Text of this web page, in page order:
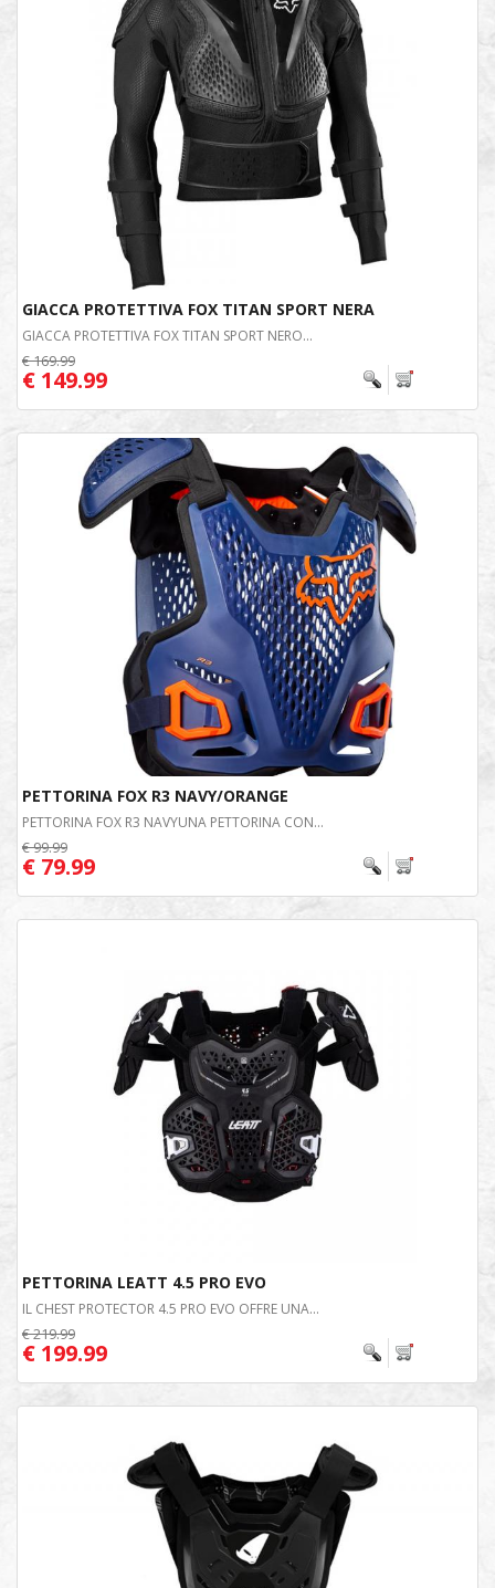
GIACCA PROTETTIVA FOX TITAN SPORT NERA
GIACCA PROTETTIVA FOX TITAN SPORT NERO...
€ 169.99
€ 149.99
PETTORINA FOX R3 NAVY/ORANGE
PETTORINA FOX R3 NAVYUNA PETTORINA CON...
€ 99.99
€ 79.99
PETTORINA LEATT 4.5 PRO EVO
IL CHEST PROTECTOR 4.5 PRO EVO OFFRE UNA...
€ 219.99
€ 199.99